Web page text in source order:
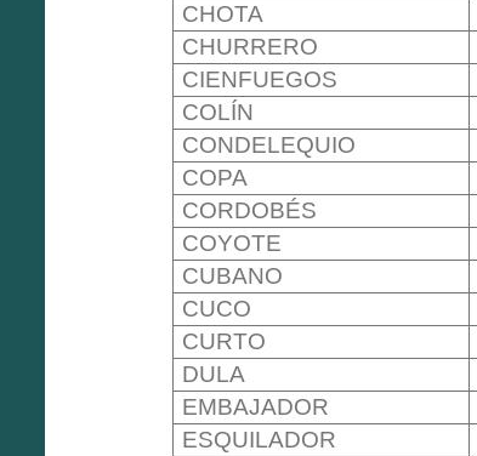
CHOTA
CHURRERO
CIENFUEGOS
COLÍN
CONDELEQUIO
COPA
CORDOBÉS
COYOTE
CUBANO
CUCO
CURTO
DULA
EMBAJADOR
ESQUILADOR